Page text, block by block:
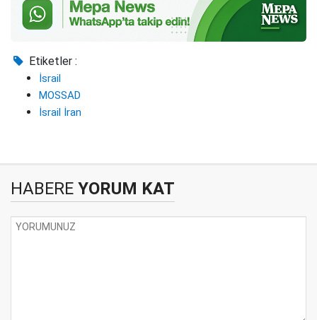
Etiketler :
İsrail
MOSSAD
İsrail İran
HABERE YORUM KAT